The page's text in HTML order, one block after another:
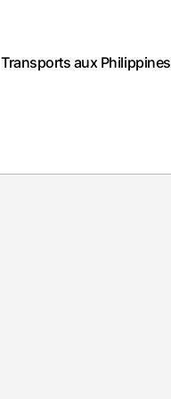
Transports aux Philippines